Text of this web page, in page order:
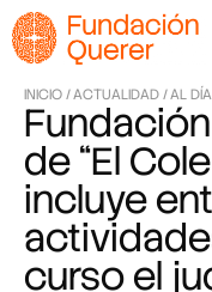
INICIO /ACTUALIDAD /AL DÍA
de “El
incluye
curso el